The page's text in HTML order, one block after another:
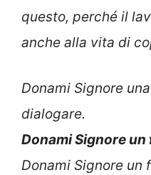
questo, perché il
anche alla vita di
Donami Signore
dialogare.
Donami Signore
Donami Signore un